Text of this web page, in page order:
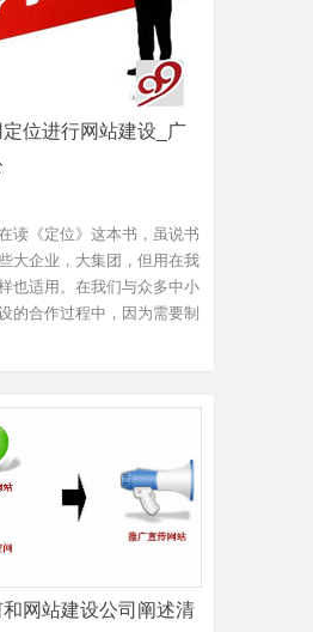
位进行网站建设_广
读《定位》这本书，虽说书
大企业，大集团，但用在我
也适用。在我们与众多中小
的合作过程中，因为需要制
网站建设公司阐述清